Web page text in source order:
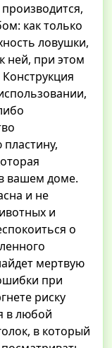
как только
ловушки,
ней, при этом
вашем доме.
и не
и
о
мертвую
при
риску
в любой
в который